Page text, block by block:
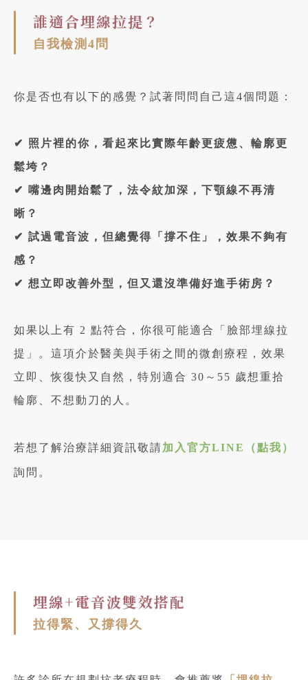
誰適合埋線拉提？
自我檢測4問
你是否也有以下的感覺？試著問問自己這4個問題：
✔ 照片裡的你，看起來比實際年齡更疲憊、輪廓更
鬆垮？
✔ 嘴邊肉開始鬆了，法令紋加深，下顎線不再清
晰？
✔ 試過電音波，但總覺得「撐不住」，效果不夠有
感？
✔ 想立即改善外型，但又還沒準備好進手術房？
如果以上有 2 點符合，你很可能適合「臉部埋線拉
提」。這項介於醫美與手術之間的微創療程，效果
立即、恢復快又自然，特別適合 30～55 歲想重拾
輪廓、不想動刀的人。
若想了解治療詳細資訊敬請加入官方LINE（點我）
詢問。
埋線+電音波雙效搭配
拉得緊、又撐得久